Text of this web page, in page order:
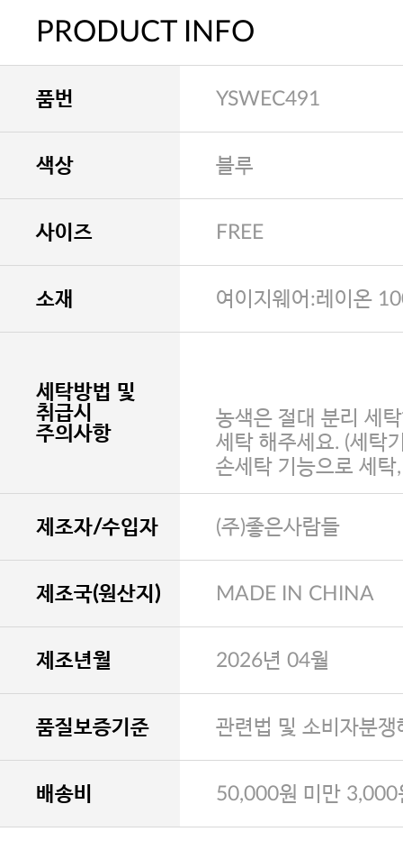
PRODUCT INFO
품번 YSWEC491
색상 블루
사이즈 FREE
소재 여이지웨어:레이온
세탁방법 및
취급시
주의사항
농색은 절대 분리 세
세탁 해주세요. (세탁
손세탁 기능으로 세탁
제조자/수입자 (주)좋은사람들
제조국(원산지) MADE IN CHINA
제조년월 2026년 04월
품질보증기준 관련법 및 소비자분
배송비 50,000원 미만 3,000